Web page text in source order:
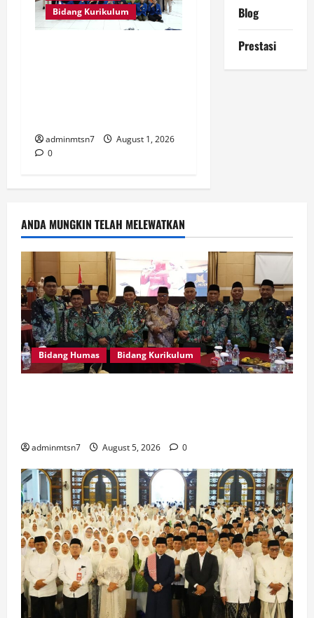
Bidang Kurikulum
adminmtsn7
August 1, 2026
0
Blog
Prestasi
ANDA MUNGKIN TELAH MELEWATKAN
Bidang Humas Bidang Kurikulum
adminmtsn7 August 5, 2026 0